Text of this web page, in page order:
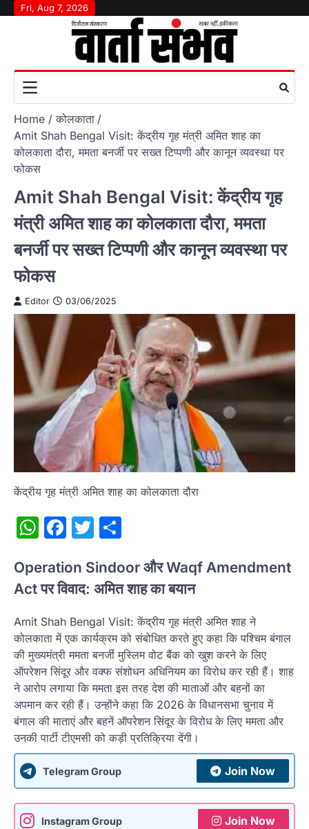
SkipFri, Aug 7, 2026
Home
कोलकाता
Amit Shah Bengal Visit: केंद्रीय गृह मंत्री अमित शाह का
कोलकाता दौरा, ममता बनर्जी पर सख्त टिप्पणी और कानून व्यवस्था पर
फोकस
Amit Shah Bengal Visit: केंद्रीय गृह
मंत्री अमित शाह का कोलकाता दौरा, ममता
बनर्जी पर सख्त टिप्पणी और कानून व्यवस्था पर
फोकस
Editor 03/06/2025
केंद्रीय गृह मंत्री अमित शाह का कोलकाता दौरा
WhatsApp
Facebook
Twitter
Operation Sindoor और Waqf Amendment
Act पर विवाद: अमित शाह का बयान
Amit Shah Bengal Visit: केंद्रीय गृह मंत्री अमित शाह ने
कोलकाता में एक कार्यक्रम को संबोधित करते हुए कहा कि पश्चिम बंगाल
की मुख्यमंत्री ममता बनर्जी मुस्लिम वोट बैंक को खुश करने के लिए
ऑपरेशन सिंदूर और वक्फ संशोधन अधिनियम का विरोध कर रही हैं। शाह
ने आरोप लगाया कि ममता इस तरह देश की माताओं और बहनों का
अपमान कर रही हैं। उन्होंने कहा कि 2026 के विधानसभा चुनाव में
बंगाल की माताएं और बहनें ऑपरेशन सिंदूर के विरोध के लिए ममता और
उनकी पार्टी टीएमसी को कड़ी प्रतिक्रिया देंगी।
Telegram Group Join Now
Instagram Group Join Now